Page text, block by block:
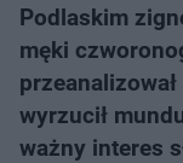
Podlaskim
męki
wyrzucił
ważny interes